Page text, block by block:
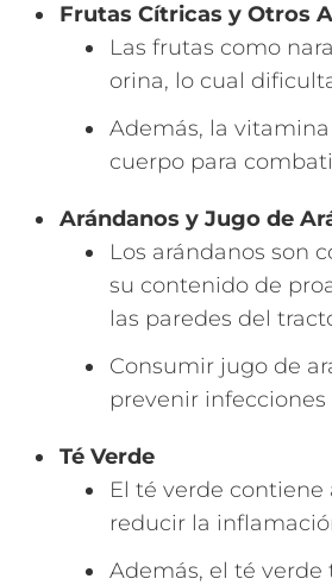
Frutas Cítricas y Otros
Las frutas como
orina, lo cual
Además, la
cuerpo para
Arándanos y Jugo de
Los arándanos son
su contenido de
las paredes del
Consumir jugo de
prevenir
Té Verde
El té verde
reducir la
Además, el té